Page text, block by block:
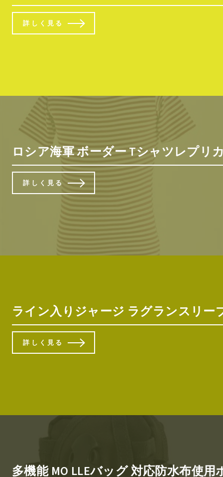
詳しく見る
ロシア海軍 ボーダー Tシャツレプリ
詳しく見る
ライン入りジャージ ラグランスリー
詳しく見る
多機能 MO LLEバッグ 対応防水布使用